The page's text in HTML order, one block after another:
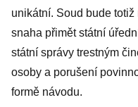
unikátní. Soud bude
snaha přimět státní
státní správy trestným
osoby a porušení
formě návodu.